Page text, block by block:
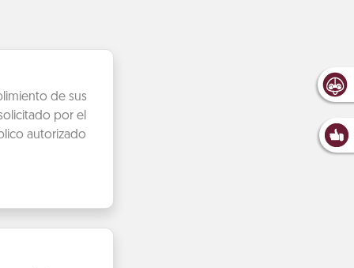
de sus
por el
autorizado